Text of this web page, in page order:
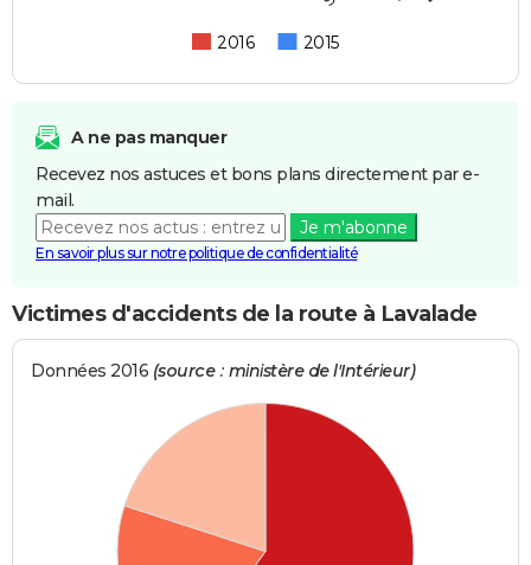
2016 2015
A ne pas manquer
Recevez nos astuces et bons plans directement par e-
mail.
Je m'abonne
En savoir plus sur notre politique de confidentialité
Victimes d'accidents de la route à Lavalade
Données 2016 (source : ministère de l'Intérieur)